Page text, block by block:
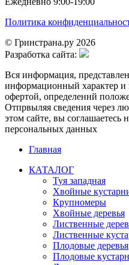
Политика
© Гринстрана.ру 2026
Разработка сайта:
Вся информация,
информационный характер и
офертой, определеннй
Отпрвыляя сведения через
этом сайте, вы соглашаетесь
персональных данных
Главная
КАТАЛОГ
Туя западная
Хвойные
Крупномеры
Хвойные деревья
Лиственные
Лиственные
Плодовые деревья
Плодовые